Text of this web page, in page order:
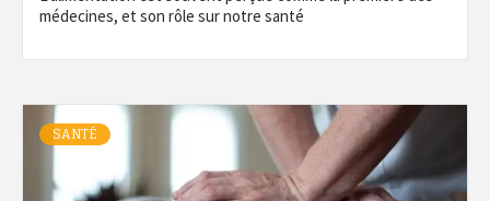
médecines, et son rôle sur notre santé
SANTÉ